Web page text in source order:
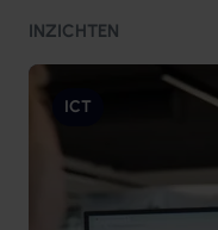
INZICHTEN
ICT